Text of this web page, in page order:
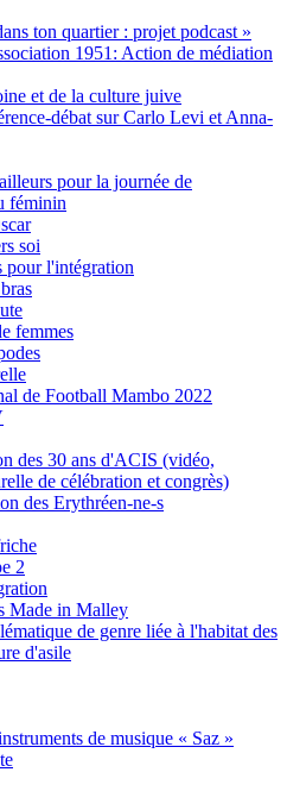
ton quartier : projet podcast »
1951: Action de médiation
et de la culture juive
débat sur Carlo Levi et Anna-
pour la journée de
féminin
soi
pour l'intégration
femmes
de Football Mambo 2022
des 30 ans d'ACIS (vidéo,
de célébration et congrès)
des Erythréen-ne-s
2
Made in Malley
de genre liée à l'habitat des
d'asile
de musique « Saz »